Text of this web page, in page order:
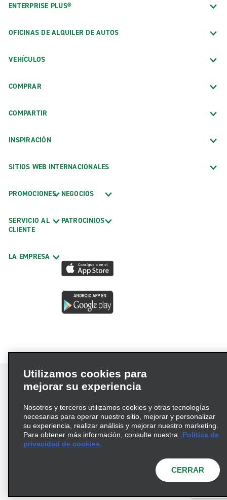
ENTERPRISE PLUS®
OFICINAS DE ALQUILER DE AUTOS
VEHÍCULOS
COMPRAR
COMPARTIR
INSPIRACIÓN
SITIOS WEB INTERNACIONALES
PROMOCIONES
SERVICIO AL
CLIENTE
LA EMPRESA
NEGOCIOS
PATROCINIOS
Términos de uso
Política de privacidad
Política de cookies
Información de Salud del Consumidor
© 2026 Enterprise Holdings, Inc. Todos los derechos
Utilizamos cookies para
mejorar su experiencia
Nosotros y terceros utilizamos cookies y otras tecnologías
necesarias para operar nuestro sitio, mejorar y personalizar
su experiencia, realizar análisis y mejorar nuestro marketing.
Para obtener más información, consulte nuestra
Política de
privacidad de cookies.
CERRAR